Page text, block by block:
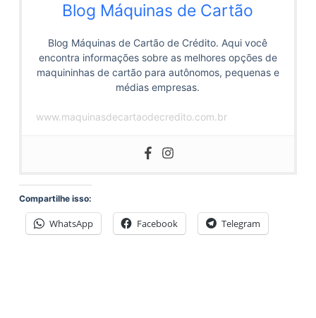
Blog Máquinas de Cartão
Blog Máquinas de Cartão de Crédito. Aqui você
encontra informações sobre as melhores opções de
maquininhas de cartão para autônomos, pequenas e
médias empresas.
www.maquinasdecartaodecredito.com.br
Compartilhe isso:
WhatsApp Facebook Telegram